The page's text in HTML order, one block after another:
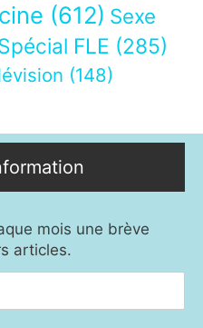
(612) Sexe
FLE (285)
(148)
mois une brève
articles.